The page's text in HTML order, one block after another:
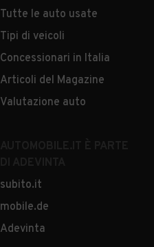
Tutte le auto usate
Tipi di veicoli
Concessionari in Italia
Articoli del Magazine
Valutazione auto
subito.it
mobile.de
Adevinta